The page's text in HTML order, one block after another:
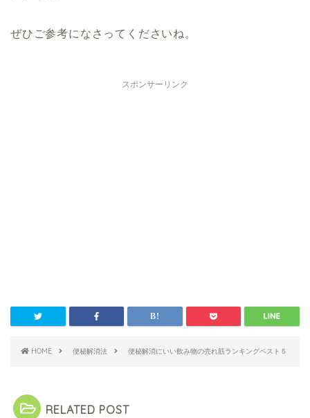
ぜひご参考になさってくださいね。
スポンサーリンク
HOME 便秘解消法 便秘解消にいい飲み物の売れ筋ランキングベスト５
RELATED POST